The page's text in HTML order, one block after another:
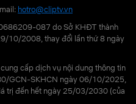
hotro@cliptv.vn
087 do Sở KHĐT thành
10/2008, thay đổi lần thứ 8 ngày
cấp dịch vụ nội dung thông tin
GCN-SKHCN ngày 06/10/2025,
trị đến hết ngày 25/03/2030 (của